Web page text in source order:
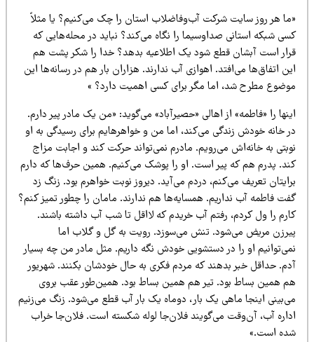
هر روز سایت شرکت آب‌وفاضلاب استان را چک می‌کنیم؟ یا مثلاً
شبکه استانی صداوسیما را نگاه می‌کند؟ نباید در محله‌هایی که
است آبشان قطع شود یک اطلاعیه بدهد؟ خدا را شکر پشت هم
اتفاق‌ها می‌افتد. اهوازی آب ندارند. هزاران بار هم در رسانه‌ها این
مطرح شد، اما مگر برای کسی اهمیت دارد؟ »
را «فاطمه» از اهالی «حصیرآباد» می‌گوید: «من یک مادر پیر دارم.
خانه خودش زندگی می‌کند، اما من و خواهرهایم برای رسیدگی به او
به خانه‌اش می‌رویم. مادرم نمی‌تواند حرکت کند و اجابت مزاج
پدرم هم که پیر است. او را پوشک می‌کنیم. همین حرف‌ها که دارم
تعریف می‌کنم، دردم می‌آید. دیروز نوبت خواهرم بود. زنگ زد
فاطمه آب نداریم. همسایه‌ها هم ندارند. مامان را چطور تمیز کنم؟‌
را ول کردم، رفتم آب خریدم که لااقل تا شب آب داشته باشند.
مریض می‌شود. تنش می‌سوزد. رویت به گل و گلاب اما
او را در دستشویی خودش نگه داریم. مثل مادر من چه بسیار
حداقل خبر بدهند که مردم فکری به حال خودشان بکنند. شهریور
همین بساط بود. تیر هم همین بساط بود. همین‌طور عقب بروی
اینجا ماهی یک بار، دوماه یک بار آب قطع می‌شود. زنگ می‌زنیم
آب، آن‌وقت می‌گویند فلان‌جا لوله شکسته است. فلان‌جا خراب
است.»‌